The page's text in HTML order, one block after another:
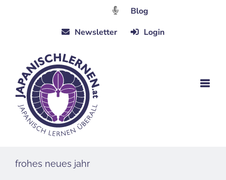
Blog
Newsletter
Login
frohes neues jahr